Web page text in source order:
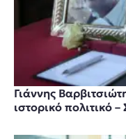
Γιάννης
ιστορικό πολιτικό